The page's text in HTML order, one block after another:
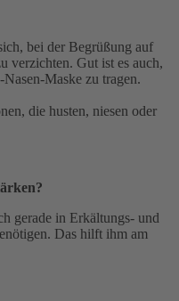
bei der Begrüßung auf
verzichten. Gut ist es auch,
Maske zu tragen.
die husten, niesen oder
gerade in Erkältungs- und
Das hilft ihm am